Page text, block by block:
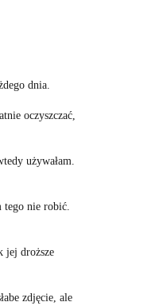
dnia.
oczyszczać,
używałam.
tego nie robić.
jej droższe
zdjęcie, ale